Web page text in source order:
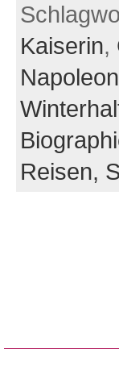
Kaiserin,
Reisen,